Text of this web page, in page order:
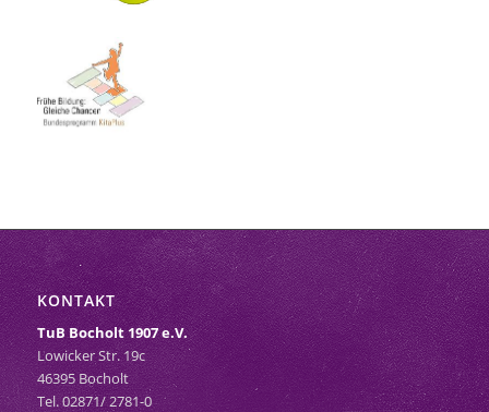
KONTAKT
TuB Bocholt 1907 e.V.
Lowicker Str. 19c
46395 Bocholt
Tel. 02871/ 2781-0